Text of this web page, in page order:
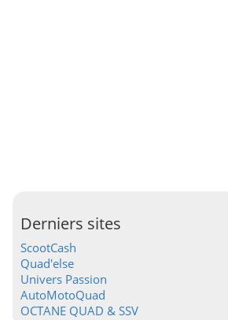
Derniers sites
ScootCash
Quad'else
Univers Passion
AutoMotoQuad
OCTANE QUAD & SSV